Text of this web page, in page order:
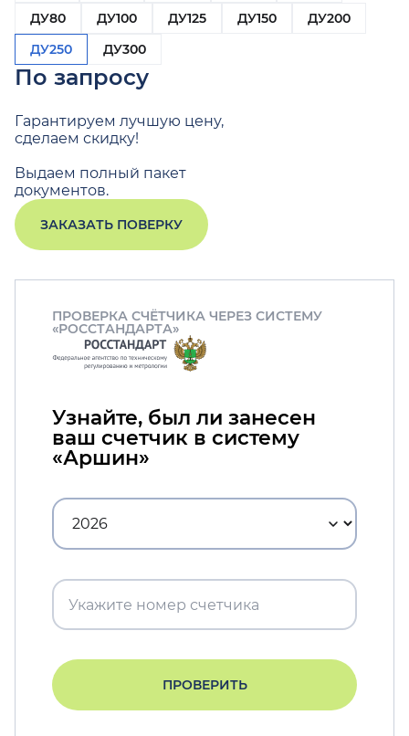
ДУ80
ДУ100 ДУ125 ДУ150
ДУ200
ДУ250
ДУ300
По запросу
Гарантируем лучшую цену,
сделаем скидку!
Выдаем полный пакет
документов.
ЗАКАЗАТЬ ПОВЕРКУ
ПРОВЕРКА СЧЁТЧИКА ЧЕРЕЗ СИСТЕМУ
«РОССТАНДАРТА»
Узнайте, был ли занесен
ваш счетчик в систему
«Аршин»
ПРОВЕРИТЬ